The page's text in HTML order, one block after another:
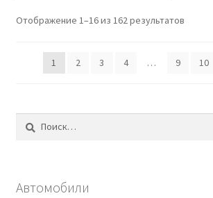
Отображение 1–16 из 162 результатов
1 2 3 4 … 9 10
Найти:
Автомобили